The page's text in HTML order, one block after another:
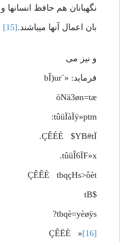
نگهبانان هم حافظ انسانها
بان اعمال آنها میباشند.[15]
و نیز می
فرماید: «¨bÎ)ur
öNä3øn=tæ
tûüÏàÏÿ»ptm:
ÇÊÉÈ $YB#tÏ.
tûüÎ6ÏF»x.
ÇÊÊÈ tbqçHs>ôèt
$tB
tbqè=yèøÿs?
ÇÊËÈ »[16]